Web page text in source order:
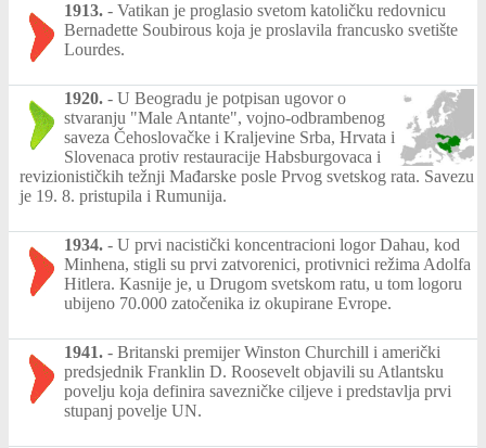
1913. - Vatikan je proglasio svetom katoličku redovnicu
Bernadette Soubirous koja je proslavila francusko svetište
Lourdes.
1920. - U Beogradu je potpisan ugovor o
stvaranju "Male Antante", vojno-odbrambenog
saveza Čehoslovačke i Kraljevine Srba, Hrvata i
Slovenaca protiv restauracije Habsburgovaca i
revizionističkih težnji Mađarske posle Prvog svetskog rata. Savezu
je 19. 8. pristupila i Rumunija.
1934. - U prvi nacistički koncentracioni logor Dahau, kod
Minhena, stigli su prvi zatvorenici, protivnici režima Adolfa
Hitlera. Kasnije je, u Drugom svetskom ratu, u tom logoru
ubijeno 70.000 zatočenika iz okupirane Evrope.
1941. - Britanski premijer Winston Churchill i američki
predsjednik Franklin D. Roosevelt objavili su Atlantsku
povelju koja definira savezničke ciljeve i predstavlja prvi
stupanj povelje UN.